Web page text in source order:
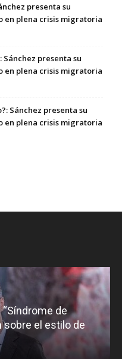
presenta su
en plena crisis migratoria
Sánchez presenta su
en plena crisis migratoria
Sánchez presenta su
en plena crisis migratoria
de
sobre el estilo de